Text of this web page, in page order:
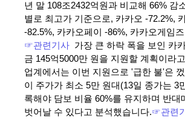
년 말 108조2432억원과 비교해 66% 감
별로 최고가 기준으로, 카카오 -72.2%,
-82.5%, 카카오페이 -86%, 카카오게임
☞관련기사 가장 큰 하락 폭을 보인 카
금 145억5000만 원을 지원할 계획이라
업계에서는 이번 지원으로 '급한 불'은
이 주가가 최소 5만 원대(13일 종가는 3
록해야 담보 비율 60%를 유지하며 반대
벗어날 수 있다고 분석했습니다.☞관련